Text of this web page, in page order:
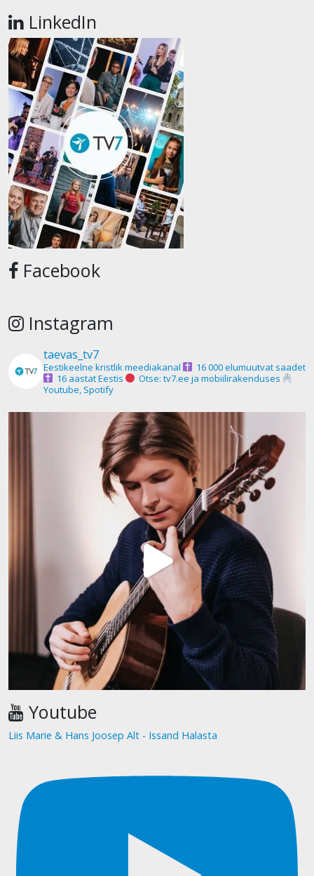
LinkedIn
Facebook
Instagram
taevas_tv7
Eestikeelne kristlik meediakanal
16 000 elumuutvat saadet
16 aastat Eestis
Otse: tv7.ee ja mobiilirakenduses
Youtube, Spotify
Youtube
Liis Marie & Hans Joosep Alt - Issand Halasta